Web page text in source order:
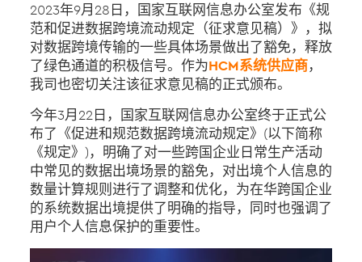
2023年9月28日，国家互联网信息办公室发布《规
范和促进数据跨境流动规定（征求意见稿）》，拟
对数据跨境传输的一些具体场景做出了豁免，释放
了绿色通道的积极信号。作为HCM系统供应商，
我司也密切关注该征求意见稿的正式颁布。
今年3月22日，国家互联网信息办公室终于正式公
布了《促进和规范数据跨境流动规定》(以下简称
《规定》)，明确了对一些跨国企业日常生产活动
中常见的数据出境场景的豁免，对出境个人信息的
数量计算规则进行了调整和优化，为在华跨国企业
的系统数据出境提供了明确的指导，同时也强调了
用户个人信息保护的重要性。